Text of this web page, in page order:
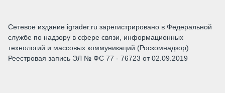
Сетевое издание igrader.ru зарегистрировано в Федеральной
службе по надзору в сфере связи, информационных
технологий и массовых коммуникаций (Роскомнадзор).
Реестровая запись ЭЛ № ФС 77 - 76723 от 02.09.2019